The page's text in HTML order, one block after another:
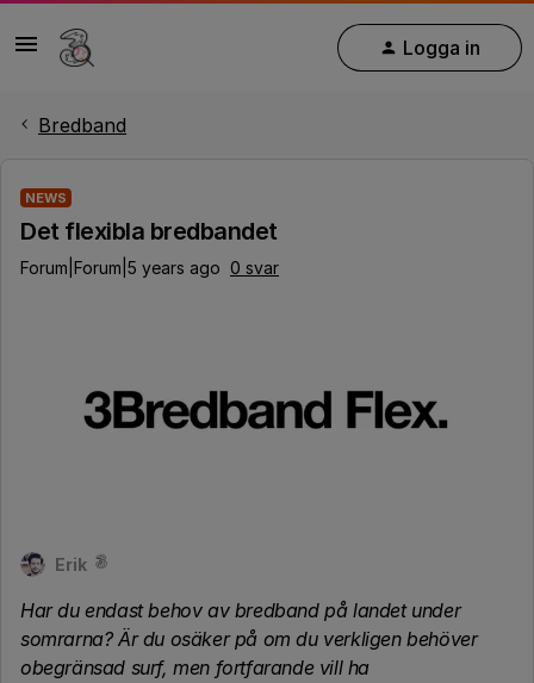
Logga in
Bredband
NEWS
Det flexibla bredbandet
Forum|Forum|5 years ago 0 svar
Erik
Har du endast behov av bredband på landet under
somrarna? Är du osäker på om du verkligen behöver
obegränsad surf, men fortfarande vill ha